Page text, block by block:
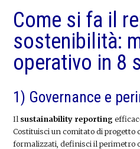
Come si fa il
sostenibilità:
operativo in 8
1) Governance e
Il sustainability reporting
Costituisci un comitato di progetto
formalizzati, definisci il perimetro